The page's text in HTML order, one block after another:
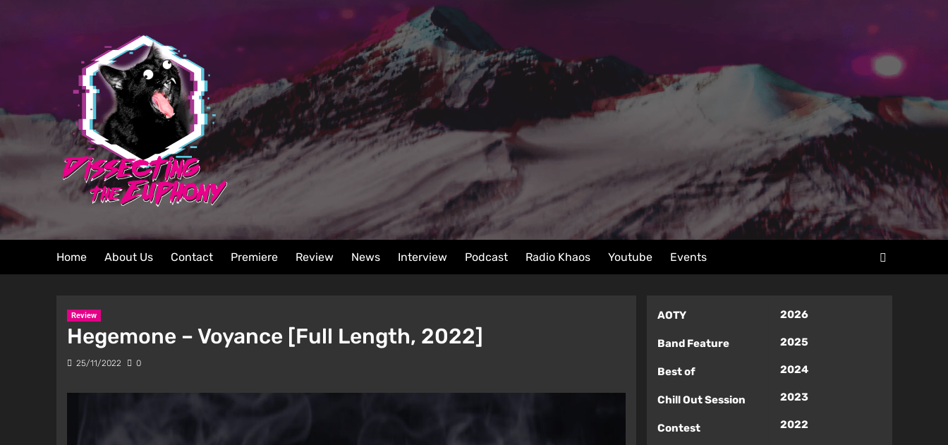
Home About Us Contact Premiere Review News Interview Podcast Radio Khaos Youtube Events
Review
Hegemone – Voyance [Full Length, 2022]
25/11/2022 0
AOTY
Band Feature
Best of
Chill Out Session
Contest
2026
2025
2024
2023
2022